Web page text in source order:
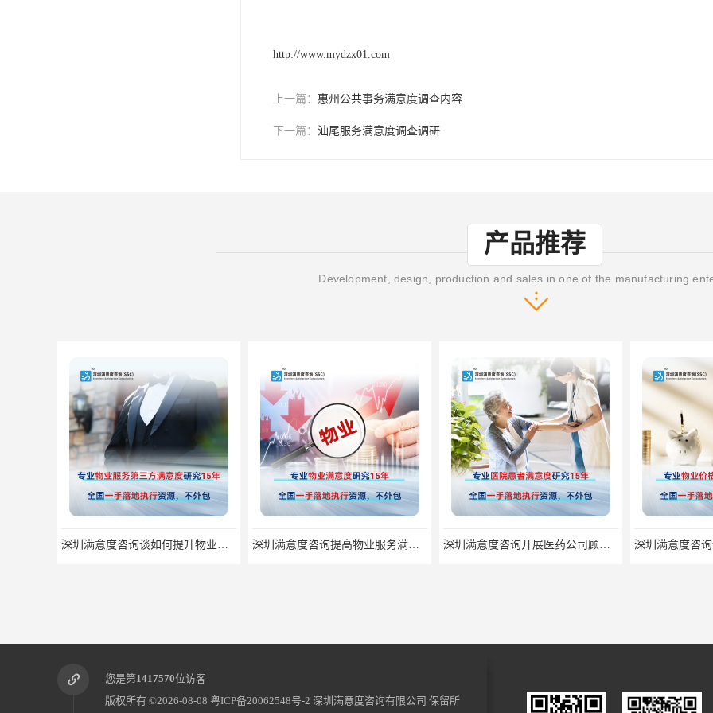
http://www.mydzx01.com
上一篇： 惠州公共事务满意度调查内容
下一篇： 汕尾服务满意度调查调研
产品推荐
Development, design, production and sales in one of the manufacturing
深圳满意度咨询提高物业服务满意度调查方案 深圳满意度咨询开展医药公司顾客满意度调查 深圳满意度咨询论如何选择一个好的物业满意度公司
您是第1417570位访客
版权所有 ©2026-08-08 粤ICP备20062548号-2 深圳满意度咨询有限公司 保留所